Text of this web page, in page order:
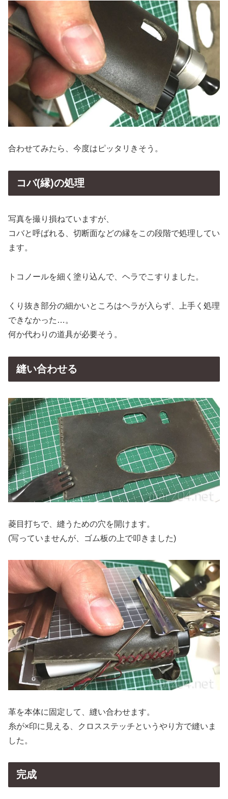
合わせてみたら、今度はピッタリきそう。
コバ(縁)の処理
写真を撮り損ねていますが、
コバと呼ばれる、切断面などの縁をこの段階で処理してい
ます。
トコノールを細く塗り込んで、ヘラでこすりました。
くり抜き部分の細かいところはヘラが入らず、上手く処理
できなかった…。
何か代わりの道具が必要そう。
縫い合わせる
菱目打ちで、縫うための穴を開けます。
(写っていませんが、ゴム板の上で叩きました)
革を本体に固定して、縫い合わせます。
糸が×印に見える、クロスステッチというやり方で縫いま
した。
完成